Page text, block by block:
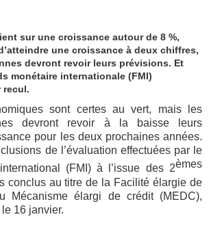
sur une croissance autour de 8 %,
une croissance à deux chiffres,
devront revoir leurs prévisions. Et
monétaire internationale (FMI)
recul.
sont certes au vert, mais les
devront revoir à la baisse leurs
pour les deux prochaines années.
de l’évaluation effectuées par le
(FMI) à l’issue des 2èmes
conclus au titre de la Facilité élargie de
Mécanisme élargi de crédit (MEDC),
16 janvier.